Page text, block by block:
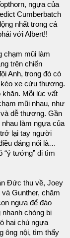
ngựa của
Cumberbatch
nhất trong cả
với Albert!!
chạm mũi làm
trên chiến
Anh, trong đó có
xe cứu thương.
khăn. Mỗi lúc vất
mũi nhau, như
dễ thương. Gần
làm ngựa của
lại tay người
đáng nói là…
“ý tưởng” đi tìm
Đức thu về, Joey
Gunther, chăm
ngựa để đào
chóng bị
hai chú ngựa
ông nội, tìm thấy